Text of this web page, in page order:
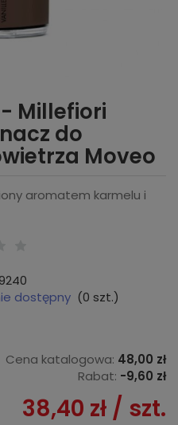
Millefiori
do
Moveo
aromatem karmelu i
dostępny (0 szt.)
Cena katalogowa: 48,00 zł
Rabat: -9,60 zł
38,40 zł / szt.